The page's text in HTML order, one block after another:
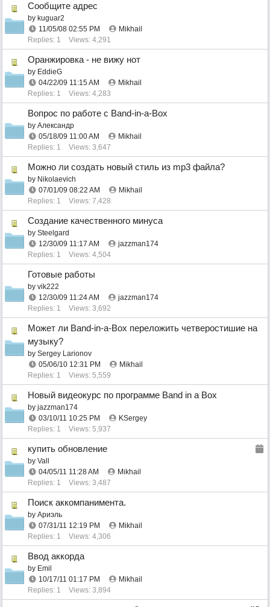
Сообщите адрес
by kuguar2
11/05/08 02:55 PM
Mikhail
Replies: 1
Views: 4,291
Оранжировка - не вижу нот
by EddieG
04/22/09 11:15 AM
Mikhail
Replies: 1
Views: 4,283
Вопрос по работе с Band-in-a-Box
by Александр
05/18/09 11:00 AM
Mikhail
Replies: 1
Views: 3,647
Можно ли создать новый стиль из mp3 файла?
by Nikolaevich
07/01/09 08:22 AM
Mikhail
Replies: 1
Views: 7,428
Создание качественного минуса
by Steelgard
12/30/09 11:17 AM
jazzman174
Replies: 1
Views: 4,504
Готовые работы
by vik222
12/30/09 11:24 AM
jazzman174
Replies: 1
Views: 3,692
Может ли Band-in-a-Box переложить четверостишие на
музыку?
by Sergey Larionov
05/06/10 12:31 PM
Mikhail
Replies: 1
Views: 5,559
Новый видеокурс по программе Band in a Box
by jazzman174
03/10/11 10:25 PM
KSergey
Replies: 1
Views: 5,937
купить обновление
by Vall
04/05/11 11:28 AM
Mikhail
Replies: 1
Views: 3,487
Поиск аккомпанимента.
by Ариэль
07/31/11 12:19 PM
Mikhail
Replies: 1
Views: 4,306
Ввод аккорда
by Emil
10/17/11 01:17 PM
Mikhail
Replies: 1
Views: 3,894